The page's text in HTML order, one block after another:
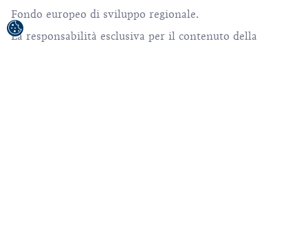
Fondo europeo di sviluppo regionale.
La responsabilità esclusiva per il contenuto della